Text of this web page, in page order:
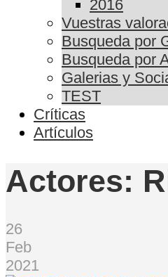
2016
Vuestras
Busqueda por
Busqueda por
Galerias y
TEST
Críticas
Artículos
Actores:
26
Feb
2021